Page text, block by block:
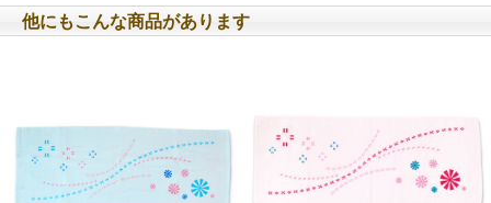
他にもこんな商品があります